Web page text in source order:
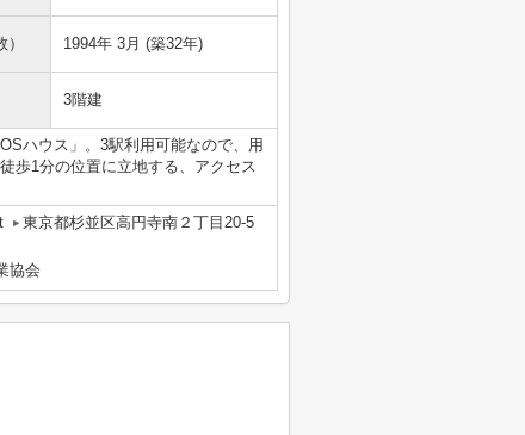
1994年 3月 (築32年)
3階建
ハウス」。3駅利用可能なので、用
歩1分の位置に立地する、アクセス
東京都杉並区高円寺南２丁目20-5
協会